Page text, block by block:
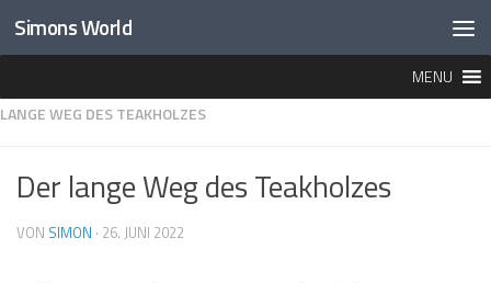
Unter dem Inhalt
Simons World
MENU
»DER
LANGE WEG DES TEAKHOLZES
Der lange Weg des Teakholzes
VON SIMON · 26. JUNI 2022